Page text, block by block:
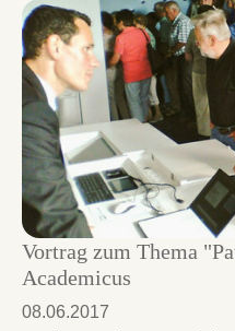
Vortrag zum Thema
Academicus
08.06.2017